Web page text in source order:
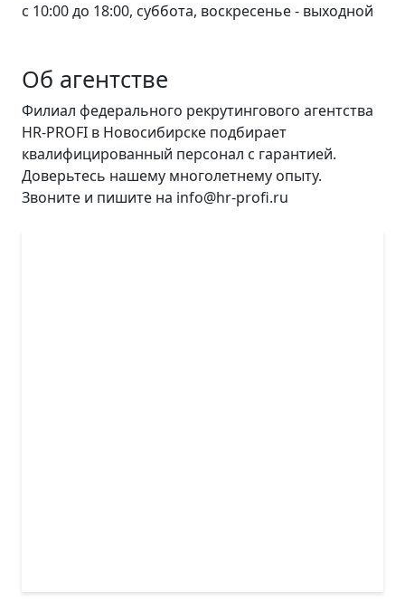
с 10:00 до 18:00, суббота, воскресенье - выходной
Об агентстве
Филиал федерального рекрутингового агентства
HR-PROFI в Новосибирске подбирает
квалифицированный персонал с гарантией.
Доверьтесь нашему многолетнему опыту.
Звоните и пишите на info@hr-profi.ru